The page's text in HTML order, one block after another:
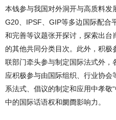
本钱参与我国对外洞开与高质料发
G20、IPSF、GIP等多边国际配合
和完善等议题张开探讨，探索出台
的其他共同分类目次。此外，积
联部门牵头参与制定国际法式外
应积极参与由国际组织、行业协
系法式、倡议的制定和应用中孝敬
中的国际话语权和阛阓影响力。